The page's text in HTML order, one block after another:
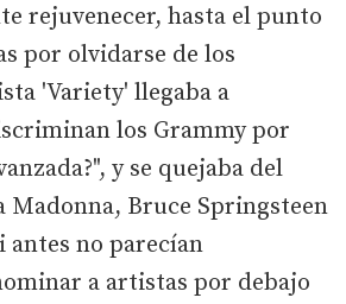
rejuvenecer, hasta el punto
por olvidarse de los
'Variety' llegaba a
los Grammy por
y se quejaba del
Madonna, Bruce Springsteen
antes no parecían
a artistas por debajo